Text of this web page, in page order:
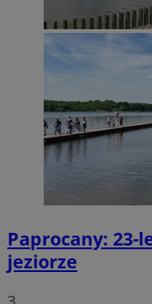
Paprocany: 23-
jeziorze